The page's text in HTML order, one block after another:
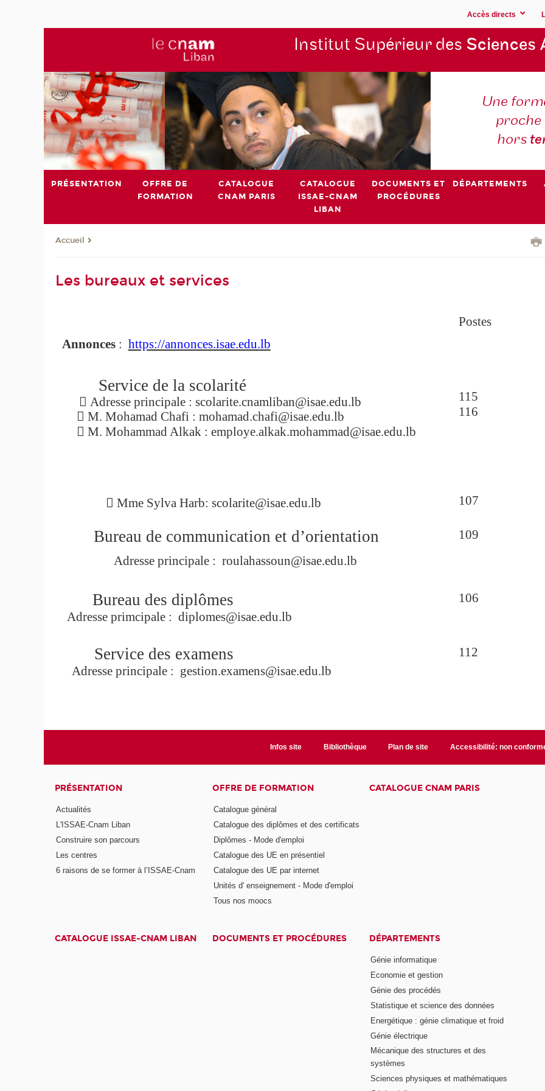
Accès directs
Institut Supérieur des Sciences
Une
proche
hors
PRÉSENTATION
OFFRE DE
FORMATION
CATALOGUE
CNAM PARIS
CATALOGUE
ISSAE-CNAM
LIBAN
DOCUMENTS ET
PROCÉDURES
DÉPARTEMENTS
Accueil
Les bureaux et services
Postes
Annonces : https://annonces.isae.edu.lb
Service de la scolarité
 Adresse principale : scolarite.cnamliban@isae.edu.lb
 M. Mohamad Chafi : mohamad.chafi@isae.edu.lb
 M. Mohammad Alkak : employe.alkak.mohammad@isae.edu.lb
115
116
 Mme Sylva Harb: scolarite@isae.edu.lb 107
Bureau de communication et d’orientation
Adresse principale : roulahassoun@isae.edu.lb
109
Bureau des diplômes
Adresse primcipale : diplomes@isae.edu.lb
106
Service des examens
Adresse principale : gestion.examens@isae.edu.lb
112
Infos site Bibliothèque Plan de site Accessibilité: non
PRÉSENTATION
Actualités
L'ISSAE-Cnam Liban
Construire son parcours
Les centres
6 raisons de se former à l’ISSAE-Cnam
OFFRE DE FORMATION
Catalogue général
Catalogue des diplômes et des certificats
Diplômes - Mode d'emploi
Catalogue des UE en présentiel
Catalogue des UE par internet
Unités d' enseignement - Mode d'emploi
Tous nos moocs
CATALOGUE CNAM PARIS
CATALOGUE ISSAE-CNAM LIBAN DOCUMENTS ET PROCÉDURES DÉPARTEMENTS
Génie informatique
Economie et gestion
Génie des procédés
Statistique et science des données
Energétique : génie climatique et froid
Génie électrique
Mécanique des structures et des
systèmes
Sciences physiques et mathématiques